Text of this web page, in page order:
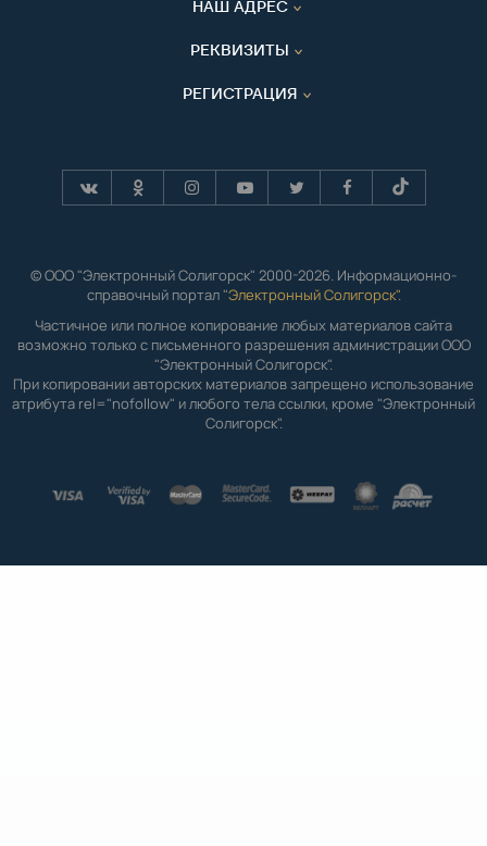
НАШ АДРЕС
РЕКВИЗИТЫ
РЕГИСТРАЦИЯ
© ООО "Электронный Солигорск" 2000-2026. Информационно-
справочный портал "Электронный Солигорск".
Частичное или полное копирование любых материалов сайта
возможно только с письменного разрешения администрации ООО
"Электронный Солигорск".
При копировании авторских материалов запрещено использование
атрибута rel="nofollow" и любого тела ссылки, кроме "Электронный
Солигорск".